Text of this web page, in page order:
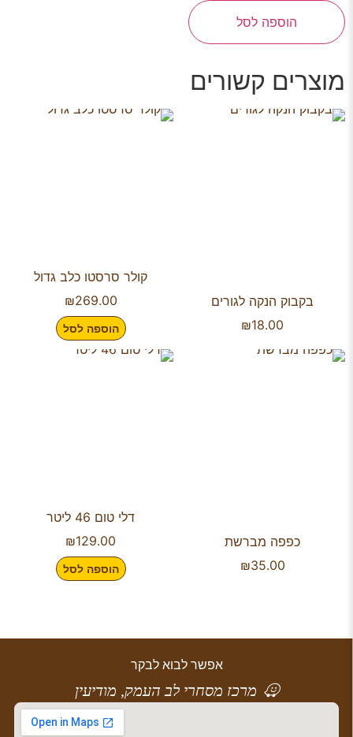
הוספה לסל
מוצרים קשורים
בקבוק הנקה לגורים
₪18.00
קולר סרסטו כלב גדול
₪269.00
הוספה לסל
כפפה מברשת
₪35.00
דלי טום 46 ליטר
₪129.00
הוספה לסל
אפשר לבוא לבקר
מרכז מסחרי לב העמק, מודיעין